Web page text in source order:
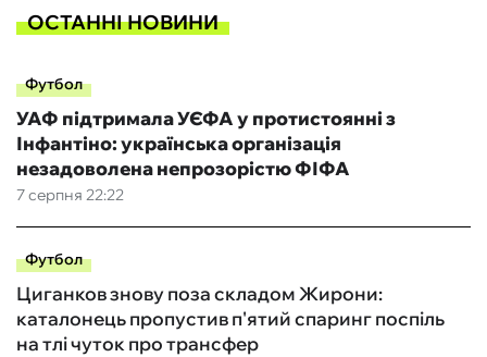
ОСТАННІ НОВИНИ
Футбол
7 серпня 22:22
УАФ підтримала УЄФА у протистоянні з
Інфантіно: українська організація
незадоволена непрозорістю ФІФА
Футбол
Циганков знову поза складом Жирони:
каталонець пропустив п'ятий спаринг поспіль
на тлі чуток про трансфер